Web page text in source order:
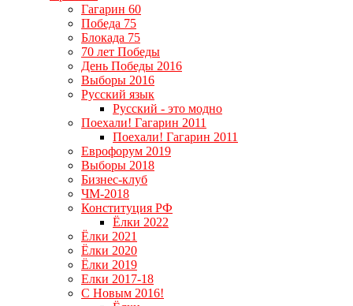
Гагарин 60
Победа 75
Блокада 75
70 лет Победы
День Победы 2016
Выборы 2016
Русский язык
Русский - это модно
Поехали! Гагарин 2011
Поехали! Гагарин 2011
Еврофорум 2019
Выборы 2018
Бизнес-клуб
ЧМ-2018
Конституция РФ
Ёлки 2022
Ёлки 2021
Ёлки 2020
Ёлки 2019
Елки 2017-18
С Новым 2016!